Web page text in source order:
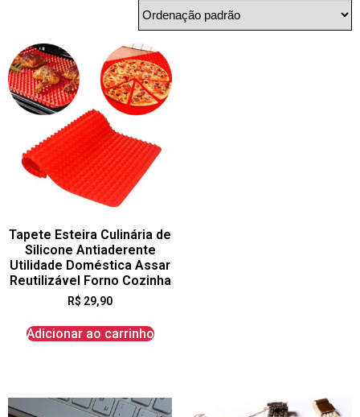
Tapete Esteira Culinária de
Silicone Antiaderente
Utilidade Doméstica Assar
Reutilizável Forno Cozinha
R$ 29,90
Adicionar ao carrinho